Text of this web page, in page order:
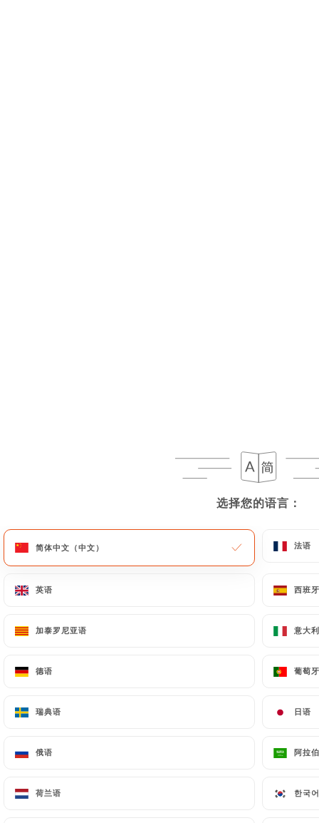
选择您的语言：
简体中文（中文） 法语
英语 西班
加泰罗尼亚语 意大
德语 葡萄
瑞典语 日语
俄语 阿拉
荷兰语 한국
选择您的语言：
简体中文（中文） 法语
英语 西班
加泰罗尼亚语 意大
德语 葡萄
瑞典语 日语
俄语 阿拉
荷兰语 한국